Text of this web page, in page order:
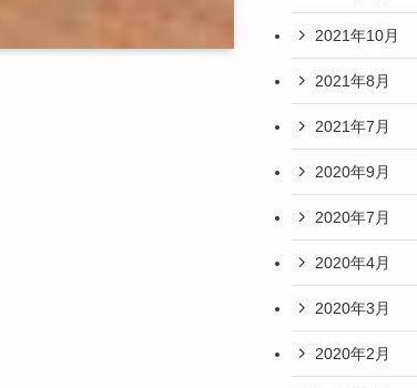
2021年10月
2021年8月
2021年7月
2020年9月
2020年7月
2020年4月
2020年3月
2020年2月